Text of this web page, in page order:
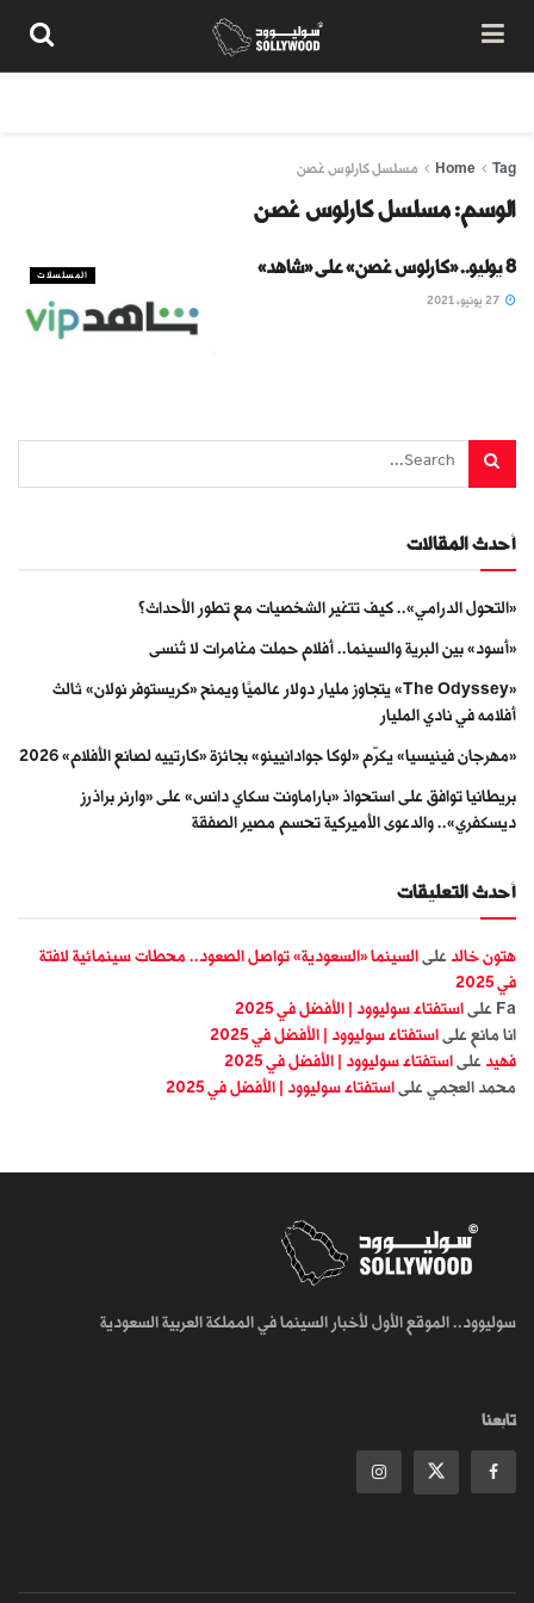
Home Tag مسلسل كارلوس غصن
الوسم:مسلسل كارلوس غصن
المسلسلات 8 يوليو.. «كارلوس غصن» على «شاهد»
أحدث المقالات
«التحول الدرامي».. كيف تتغير الشخصيات مع تطور الأحداث؟
«أسود» بين البرية والسينما.. أفلام حملت مغامرات لا تُنسى
«The Odyssey» يتجاوز مليار دولار عالميًا ويمنح «كريستوفر نولان» ثالث
أفلامه في نادي المليار
«مهرجان فينيسيا» يكرّم «لوكا جوادانيينو» بجائزة «كارتييه لصانع الأفلام» 2026
بريطانيا توافق على استحواذ «باراماونت سكاي دانس» على «وارنر براذرز
ديسكفري».. والدعوى الأميركية تحسم مصير الصفقة
أحدث التعليقات
هتون خالد على السينما «السعودية» تواصل الصعود.. محطات سينمائية لافتة
في 2025
Fa على استفتاء سوليوود | الأفضل في 2025
انا مانع على استفتاء سوليوود | الأفضل في 2025
فهيد على استفتاء سوليوود | الأفضل في 2025
محمد العجمي على استفتاء سوليوود | الأفضل في 2025
سوليوود.. الموقع الأول لأخبار السينما في المملكة العربية السعودية
تابعنا